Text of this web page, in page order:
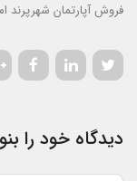
فروش آپارتمان شهرپرند
دیدگاه خود را